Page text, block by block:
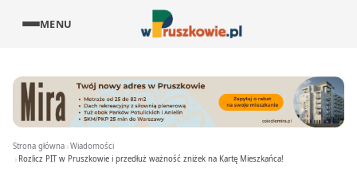
MENU
Strona główna Wiadomości
Rozlicz PIT w Pruszkowie i przedłuż ważność zniżek na Kartę Mieszkańca!